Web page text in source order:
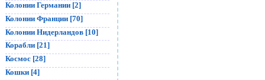
Колонии Германии [2]
Колонии Франции [70]
Колонии Нидерландов [10]
Корабли [21]
Космос [28]
Кошки [4]